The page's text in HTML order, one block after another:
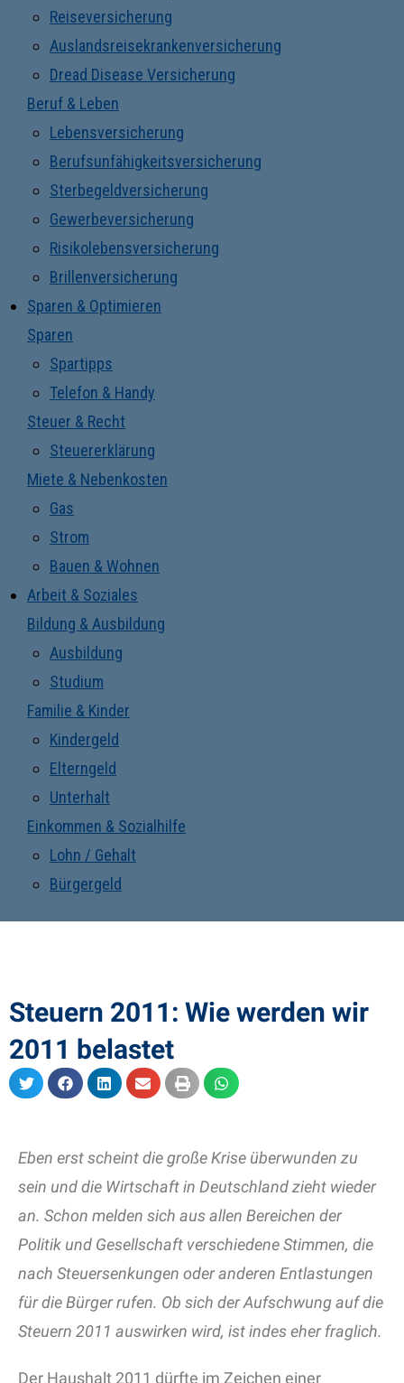
Reiseversicherung
Auslandsreisekrankenversicherung
Dread Disease Versicherung
Beruf & Leben
Lebensversicherung
Berufsunfähigkeitsversicherung
Sterbegeldversicherung
Gewerbeversicherung
Risikolebensversicherung
Brillenversicherung
Sparen & Optimieren
Sparen
Spartipps
Telefon & Handy
Steuer & Recht
Steuererklärung
Miete & Nebenkosten
Gas
Strom
Bauen & Wohnen
Arbeit & Soziales
Bildung & Ausbildung
Ausbildung
Studium
Familie & Kinder
Kindergeld
Elterngeld
Unterhalt
Einkommen & Sozialhilfe
Lohn / Gehalt
Bürgergeld
Steuern 2011: Wie werden wir
2011 belastet
Eben erst scheint die große Krise überwunden zu
sein und die Wirtschaft in Deutschland zieht wieder
an. Schon melden sich aus allen Bereichen der
Politik und Gesellschaft verschiedene Stimmen, die
nach Steuersenkungen oder anderen Entlastungen
für die Bürger rufen. Ob sich der Aufschwung auf die
Steuern 2011 auswirken wird, ist indes eher fraglich.
Der Haushalt 2011 dürfte im Zeichen einer